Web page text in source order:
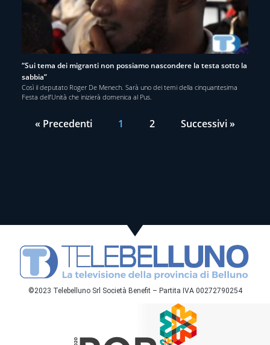
“Sui tema dei migranti non possiamo nascondere la testa sotto la
sabbia”
Così il deputato Roger De Menech. Sarà uno dei temi della cinquantesima
Festa dell’Unità che inizierà domenica al Pus.
« Precedenti 1 2 Successivi »
©2023 Telebelluno Srl Società Benefit – Partita IVA 00272790254